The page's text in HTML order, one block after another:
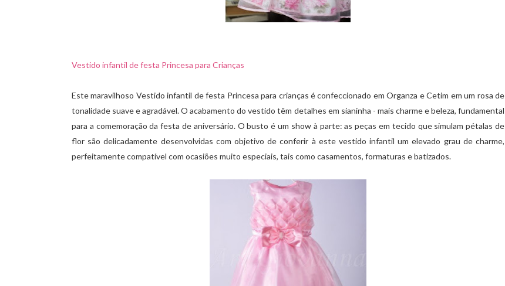
Vestido infantil de festa Princesa para Crianças
Este maravilhoso Vestido infantil de festa Princesa para crianças é confeccionado em Organza e Cetim em um rosa de
tonalidade suave e agradável. O acabamento do vestido têm detalhes em sianinha - mais charme e beleza, fundamental
para a comemoração da festa de aniversário. O busto é um show à parte: as peças em tecido que simulam pétalas de
flor são delicadamente desenvolvidas com objetivo de conferir à este vestido infantil um elevado grau de charme,
perfeitamente compatível com ocasiões muito especiais, tais como casamentos, formaturas e batizados.